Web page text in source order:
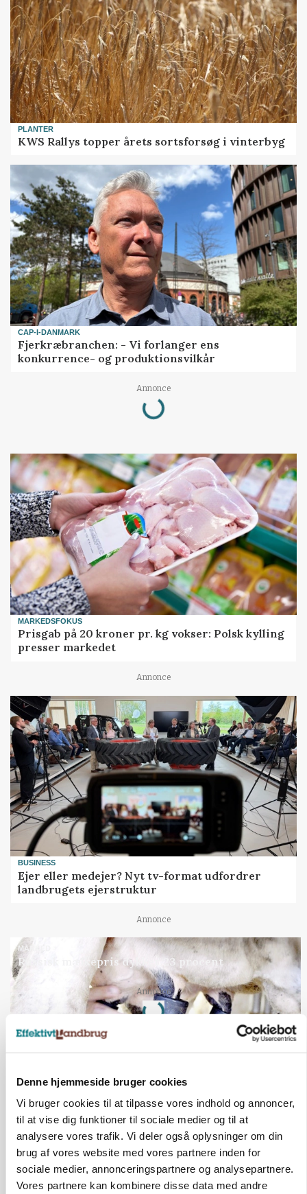
Denne hjemmeside bruger cookies
Vi bruger cookies til at tilpasse vores indhold og annoncer,
til at vise dig funktioner til sociale medier og til at
analysere vores trafik. Vi deler også oplysninger om din
brug af vores website med vores partnere inden for
sociale medier, annonceringspartnere og analysepartnere.
Vores partnere kan kombinere disse data med andre
PLANTER
KWS Rallys topper årets sortsforsøg i vinterbyg
CAP-I-DANMARK
Fjerkræbranchen: - Vi forlanger ens
konkurrence- og produktionsvilkår
Annonce
Loading...
MARKEDSFOKUS
Prisgab på 20 kroner pr. kg vokser: Polsk kylling
presser markedet
Annonce
BUSINESS
Ejer eller medejer? Nyt tv-format udfordrer
landbrugets ejerstruktur
Annonce
MARKED
Russisk mælkepris dykker 23 procent
Annonce
Loading...